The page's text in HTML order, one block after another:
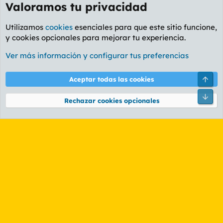
Foro General
Cookies
PL OLDSTYLE AMARILLO
Términos y reglas Política de privacidad Ayuda
Community platform by XenForo® © 2010-2026 XenForo Ltd.
Valoramos tu privacidad
Utilizamos cookies esenciales para que este sitio funcione,
y cookies opcionales para mejorar tu experiencia.
Ver más información y configurar tus preferencias
Aceptar todas las cookies
Rechazar cookies opcionales
Pie